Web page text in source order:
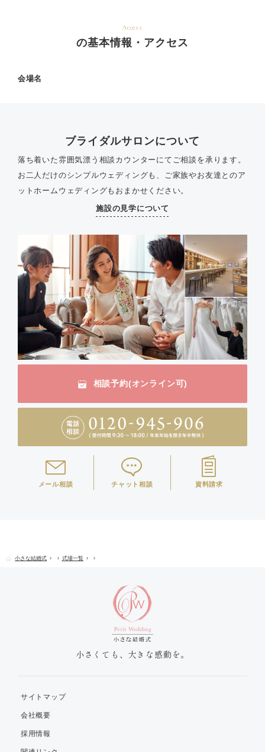
Access
の基本情報・アクセス
会場名
ブライダルサロンについて
落ち着いた雰囲気漂う相談カウンターにてご相談を承ります。
お二人だけのシンプルウェディングも、ご家族やお友達とのア
ットホームウェディングもおまかせください。
施設の見学について
相談予約(オンライン可)
メール相談 チャット相談 資料請求
小さな結婚式 式場一覧
小さくても、大きな感動を。
サイトマップ
会社概要
採用情報